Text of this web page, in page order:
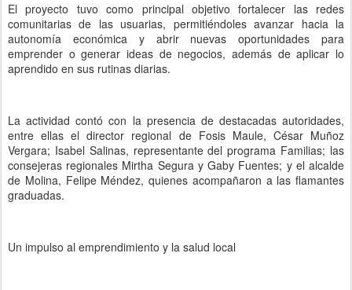
El proyecto tuvo como principal objetivo fortalecer las redes
comunitarias de las usuarias, permitiéndoles avanzar hacia la
autonomía económica y abrir nuevas oportunidades para
emprender o generar ideas de negocios, además de aplicar lo
aprendido en sus rutinas diarias.
La actividad contó con la presencia de destacadas autoridades,
entre ellas el director regional de Fosis Maule, César Muñoz
Vergara; Isabel Salinas, representante del programa Familias; las
consejeras regionales Mirtha Segura y Gaby Fuentes; y el alcalde
de Molina, Felipe Méndez, quienes acompañaron a las flamantes
graduadas.
Un impulso al emprendimiento y la salud local